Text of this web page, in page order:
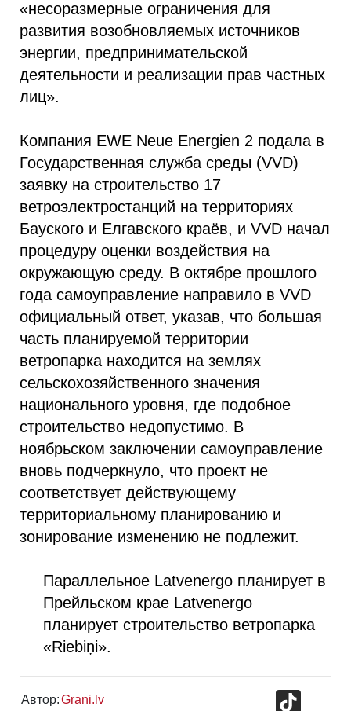
«несоразмерные ограничения для
развития возобновляемых источников
энергии, предпринимательской
деятельности и реализации прав частных
лиц».
Компания EWE Neue Energien 2 подала в
Государственная служба среды (VVD)
заявку на строительство 17
ветроэлектростанций на территориях
Бауского и Елгавского краёв, и VVD начал
процедуру оценки воздействия на
окружающую среду. В октябре прошлого
года самоуправление направило в VVD
официальный ответ, указав, что большая
часть планируемой территории
ветропарка находится на землях
сельскохозяйственного значения
национального уровня, где подобное
строительство недопустимо. В
ноябрьском заключении самоуправление
вновь подчеркнуло, что проект не
соответствует действующему
территориальному планированию и
зонирование изменению не подлежит.
Параллельное Latvenergo планирует в
Прейльском крае Latvenergo
планирует строительство ветропарка
«Riebiņi».
Автор:Grani.lv